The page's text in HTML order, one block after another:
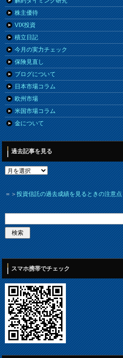
株主優待
VIX投資
積立日記
今月の実力チェック
保険見直し
ブログについて
日本市場コラム
欧州市場
米国市場コラム
金について
過去記事を見る
＝＞投資信託の過去成績を見るときの注意点
スマホ携帯でチェック